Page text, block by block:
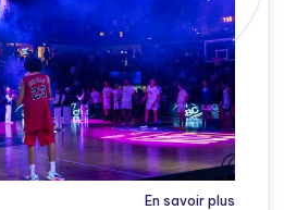
En savoir plus